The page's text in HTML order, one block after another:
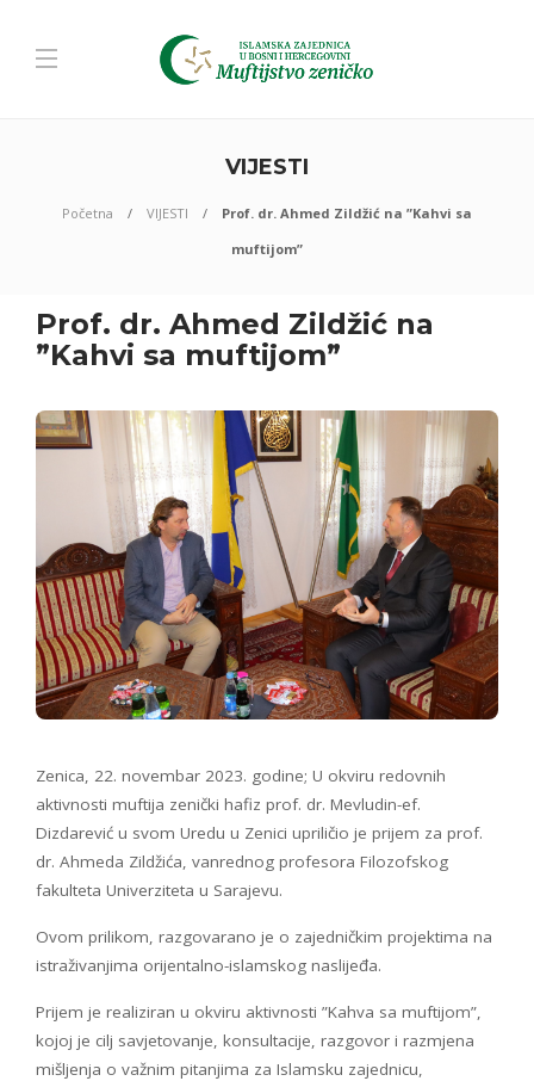
VIJESTI
Početna VIJESTI
Prof. dr. Ahmed Zildžić na ”Kahvi sa
muftijom”
Prof. dr. Ahmed Zildžić na
”Kahvi sa muftijom”
Zenica, 22. novembar 2023. godine; U okviru redovnih
aktivnosti muftija zenički hafiz prof. dr. Mevludin-ef.
Dizdarević u svom Uredu u Zenici upriličio je prijem za prof.
dr. Ahmeda Zildžića, vanrednog profesora Filozofskog
fakulteta Univerziteta u Sarajevu.
Ovom prilikom, razgovarano je o zajedničkim projektima na
istraživanjima orijentalno-islamskog naslijeđa.
Prijem je realiziran u okviru aktivnosti ”Kahva sa muftijom”,
kojoj je cilj savjetovanje, konsultacije, razgovor i razmjena
mišljenja o važnim pitanjima za Islamsku zajednicu,